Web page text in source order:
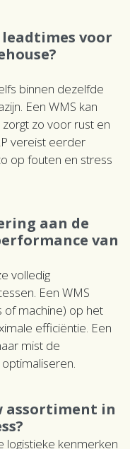
voor
binnen dezelfde
Een WMS kan
zo voor rust en
vereist eerder
op fouten en stress
aan de
van
volledig
Een WMS
of machine) op het
efficiëntie. Een
mist de
assortiment in
logistieke kenmerken